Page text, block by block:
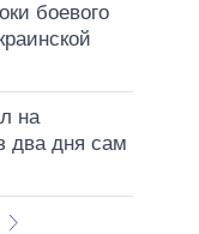
боевого
на
два дня сам